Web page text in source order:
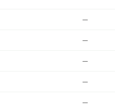
—
—
—
—
—